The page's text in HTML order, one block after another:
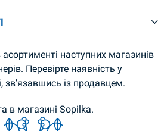
наступних магазинів
Перевірте наявність у
зв’язавшись із продавцем.
в магазині Sopilka.